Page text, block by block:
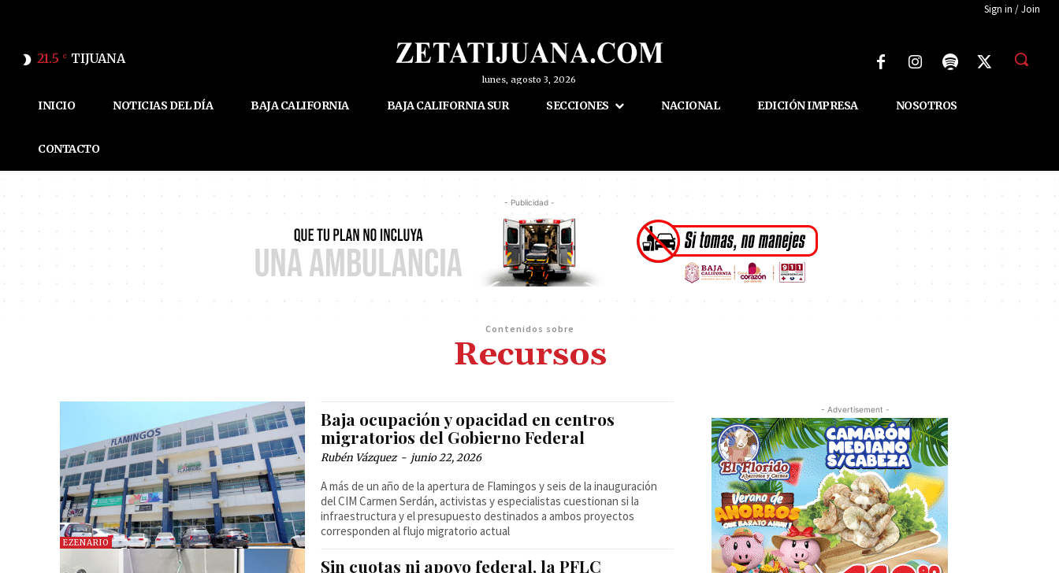
Sign in / Join
21.5 C TIJUANA
lunes, agosto 3, 2026
INICIO NOTICIAS DEL DÍA BAJA CALIFORNIA BAJA CALIFORNIA SUR SECCIONES NACIONAL EDICIÓN IMPRESA NOSOTROS
CONTACTO
- Publicidad -
Contenidos sobre
Recursos
EZENARIO
Baja ocupación y opacidad en centros
migratorios del Gobierno Federal
Rubén Vázquez - junio 22, 2026
A más de un año de la apertura de Flamingos y seis de la inauguración
del CIM Carmen Serdán, activistas y especialistas cuestionan si la
infraestructura y el presupuesto destinados a ambos proyectos
corresponden al flujo migratorio actual
Sin cuotas ni apoyo federal, la PFLC
- Advertisement -